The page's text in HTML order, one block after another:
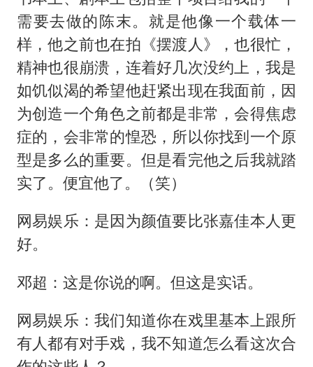
需要去做的陈末。就是他像一个载体一
样，他之前也在拍《摆渡人》，也很忙，
精神也很崩溃，连着好几次没约上，我是
如饥似渴的希望他赶紧出现在我面前，因
为创造一个角色之前都是非常，会得焦虑
症的，会非常的惶恐，所以你找到一个原
型是多么的重要。但是看完他之后我就踏
实了。便宜他了。（笑）
网易娱乐：是因为颜值要比张嘉佳本人更
好。
邓超：这是你说的啊。但这是实话。
网易娱乐：我们知道你在戏里基本上跟所
有人都有对手戏，我不知道怎么看这次合